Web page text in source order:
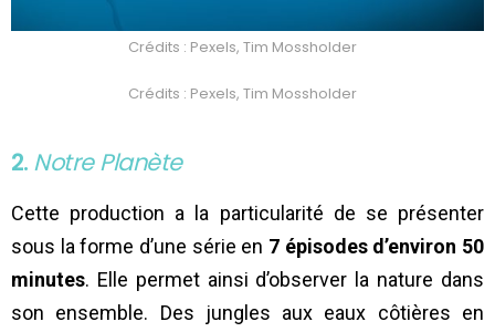
Crédits : Pexels, Tim Mossholder
Crédits : Pexels, Tim Mossholder
2. Notre Planète
Cette production a la particularité de se présenter
sous la forme d’une série en 7 épisodes d’environ 50
minutes. Elle permet ainsi d’observer la nature dans
son ensemble. Des jungles aux eaux côtières en